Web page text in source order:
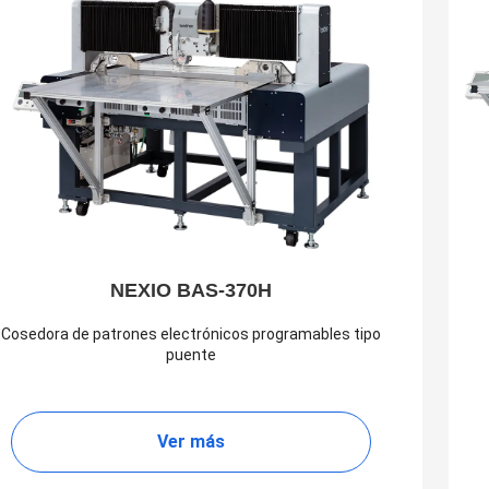
NEXIO BAS-370H
Cosedora de patrones electrónicos programables tipo
puente
Ver más